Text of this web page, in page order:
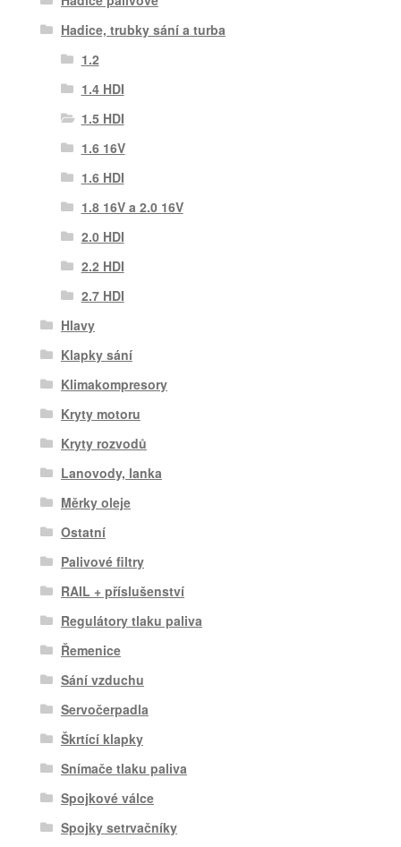
Hadice, trubky sání a turba
1.2
1.4 HDI
1.5 HDI
1.6 16V
1.6 HDI
1.8 16V a 2.0 16V
2.0 HDI
2.2 HDI
2.7 HDI
Hlavy
Klapky sání
Klimakompresory
Kryty motoru
Kryty rozvodů
Lanovody, lanka
Měrky oleje
Ostatní
Palivové filtry
RAIL + příslušenství
Regulátory tlaku paliva
Řemenice
Sání vzduchu
Servočerpadla
Škrtící klapky
Snímače tlaku paliva
Spojkové válce
Spojky setrvačníky